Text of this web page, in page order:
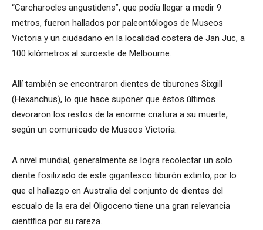
“Carcharocles angustidens”, que podía llegar a medir 9
metros, fueron hallados por paleontólogos de Museos
Victoria y un ciudadano en la localidad costera de Jan Juc, a
100 kilómetros al suroeste de Melbourne.
Allí también se encontraron dientes de tiburones Sixgill
(Hexanchus), lo que hace suponer que éstos últimos
devoraron los restos de la enorme criatura a su muerte,
según un comunicado de Museos Victoria.
A nivel mundial, generalmente se logra recolectar un solo
diente fosilizado de este gigantesco tiburón extinto, por lo
que el hallazgo en Australia del conjunto de dientes del
escualo de la era del Oligoceno tiene una gran relevancia
científica por su rareza.